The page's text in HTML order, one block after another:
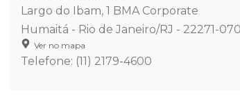
Largo do Ibam, 1 BMA Corporate
Humaitá - Rio de Janeiro/RJ - 22271-070
Ver no mapa
Telefone: (11) 2179-4600